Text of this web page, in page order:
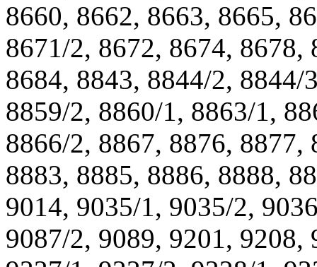
8660, 8662, 8663, 8665,
8671/2, 8672, 8674, 8678,
8684, 8843, 8844/2,
8859/2, 8860/1, 8863/1,
8866/2, 8867, 8876, 8877,
8883, 8885, 8886, 8888,
9014, 9035/1, 9035/2,
9087/2, 9089, 9201,